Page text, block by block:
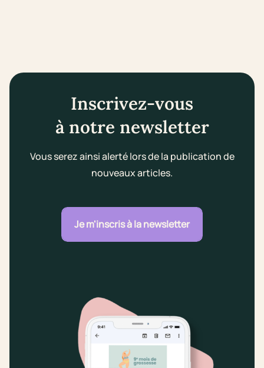
Inscrivez-vous
à notre newsletter
Vous serez ainsi alerté lors de la publication de
nouveaux articles.
Je m'inscris à la newsletter